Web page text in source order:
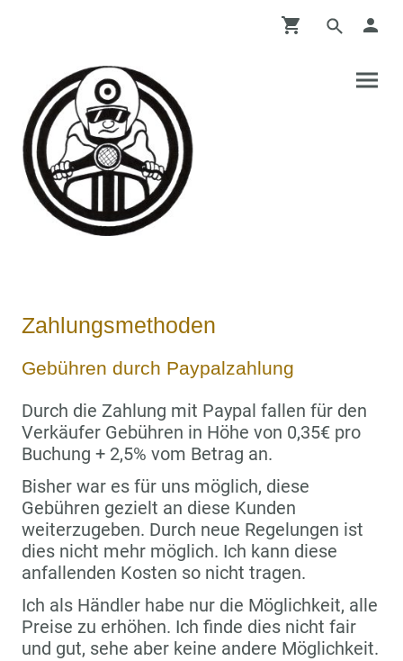
Zahlungsmethoden
Gebühren durch Paypalzahlung
Durch die Zahlung mit Paypal fallen für den
Verkäufer Gebühren in Höhe von 0,35€ pro
Buchung + 2,5% vom Betrag an.
Bisher war es für uns möglich, diese
Gebühren gezielt an diese Kunden
weiterzugeben. Durch neue Regelungen ist
dies nicht mehr möglich. Ich kann diese
anfallenden Kosten so nicht tragen.
Ich als Händler habe nur die Möglichkeit, alle
Preise zu erhöhen. Ich finde dies nicht fair
und gut, sehe aber keine andere Möglichkeit.